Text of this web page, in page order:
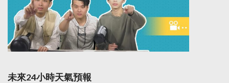
未來24小時天氣預報